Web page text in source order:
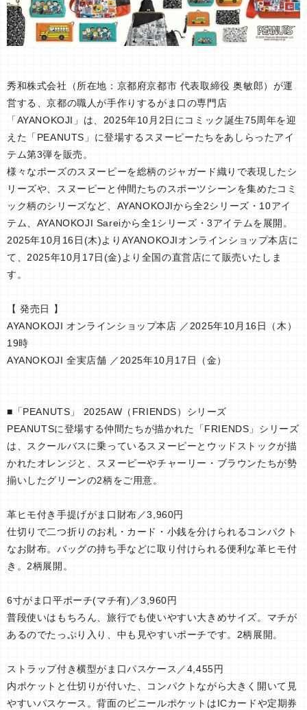
秀和株式会社（所在地：京都府京都市 代表取締役 奥敏郎）が運
営する、京都の職人が手作りするがま口の専門店
「AYANOKOJI」は、2025年10月2日にコミック誕生75周年を迎
えた「PEANUTS」に登場するスヌーピーたちをあしらったアイ
テム第3弾を販売。
様々なポーズのスヌーピーを総柄のジャガード織りで表現したシ
リーズや、スヌーピーと仲間たちのスポーツシーンを集めたコミ
ック柄のシリーズなど、AYANOKOJIから全2シリーズ・10アイ
テム、AYANOKOJI Sareiから全1シリーズ・3アイテムを展開。
2025年10月16日(木)よりAYANOKOJIオンラインショップ本店に
て、2025年10月17日(金)より全国の直営店にて販売いたしま
す。
【 発売日 】
AYANOKOJI オンラインショップ本店 ／2025年10月16日（木）
19時
AYANOKOJI 全実店舗 ／2025年10月17日（金）
■「PEANUTS」 2025AW（FRIENDS）シリーズ
PEANUTSに登場する仲間たちが描かれた「FRIENDS」シリーズ
は、スクールバスに乗っているスヌーピーとウッドストックが描
かれたオレンジと、スヌーピーやチャーリー・ブラウンたちが勢
揃いしたグリーンの2柄をご用意。
革ヒモ付き手提げがま口財布／3,960円
仕切りで二つ折りのお札・カード・小銭を分けられるコンパクト
なお財布。バッグの持ち手などに取り付けられる便利な革ヒモ付
き。2柄展開。
6寸がま口平ポーチ(マチ有)／3,960円
普段使いはもちろん、旅行でも使いやすい大きめサイズ。マチが
あるのでたっぷり入り、中も見やすいポーチです。2柄展開。
ストラップ付き横型がま口パスケース／4,455円
内ポケットと仕切りが付いた、コンパクトながら大きく開いて見
やすいパスケース。背面のビニールポケットはICカードや定期券